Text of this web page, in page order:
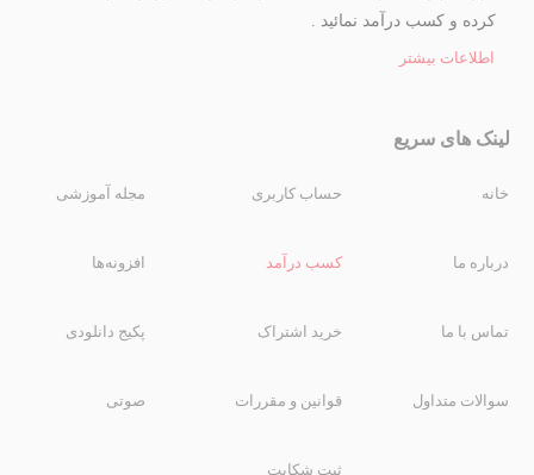
کرده و کسب درآمد نمائید .
اطلاعات بیشتر
لینک های سریع
خانه
درباره ما
تماس با ما
سوالات متداول
حساب کاربری
کسب درآمد
خرید اشتراک
قوانین و مقررات
ثبت شکایت
مجله آموزشی
افزونه‌ها
پکیج دانلودی
صوتی